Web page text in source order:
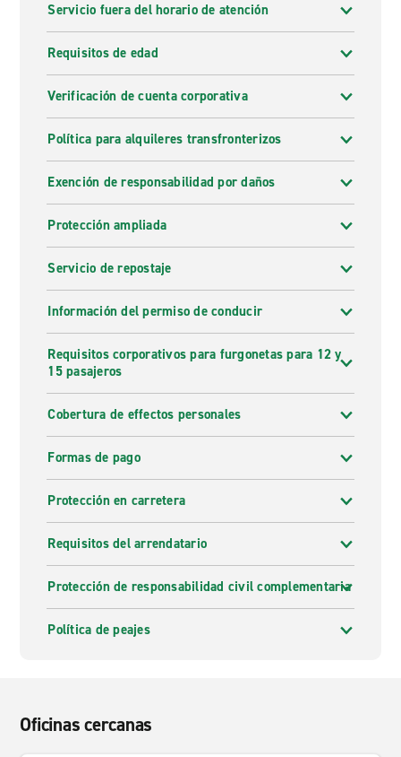
Servicio fuera del horario de atención
Requisitos de edad
Verificación de cuenta corporativa
Política para alquileres transfronterizos
Exención de responsabilidad por daños
Protección ampliada
Servicio de repostaje
Información del permiso de conducir
Requisitos corporativos para furgonetas para 12 y
15 pasajeros
Cobertura de effectos personales
Formas de pago
Protección en carretera
Requisitos del arrendatario
Protección de responsabilidad civil complementaria
Política de peajes
Oficinas cercanas